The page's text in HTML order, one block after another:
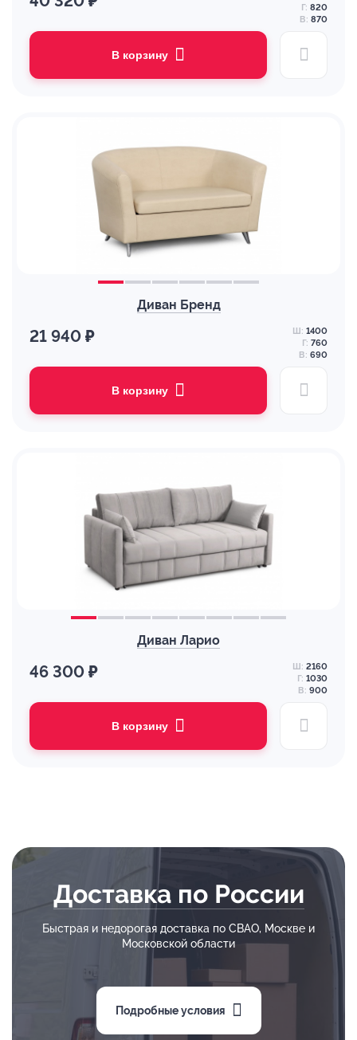
Г: 820
В: 870
В корзину
Диван Бренд
21 940 ₽ Ш: 1400
Г: 760
В: 690
В корзину
Диван Ларио
46 300 ₽ Ш: 2160
Г: 1030
В: 900
В корзину
Доставка по России
Быстрая и недорогая доставка по СВАО, Москве и
Московской области
Подробные условия